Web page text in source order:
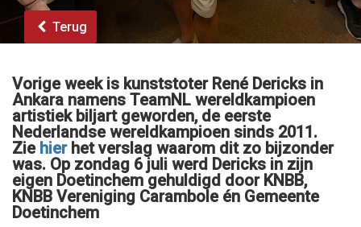
Terug
Vorige week is kunststoter René Dericks in
Ankara namens TeamNL wereldkampioen
artistiek biljart geworden, de eerste
Nederlandse wereldkampioen sinds 2011.
Zie hierhet verslag waarom dit zo bijzonder
was. Op zondag 6 juli werd Dericks in zijn
eigen Doetinchem gehuldigd door KNBB,
KNBB Vereniging Carambole én Gemeente
Doetinchem